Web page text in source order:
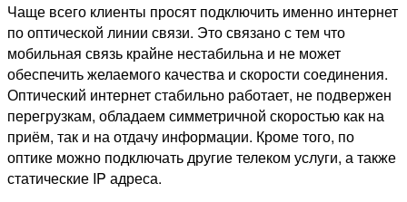
Чаще всего клиенты просят подключить именно интернет
по оптической линии связи. Это связано с тем что
мобильная связь крайне нестабильна и не может
обеспечить желаемого качества и скорости соединения.
Оптический интернет стабильно работает, не подвержен
перегрузкам, обладаем симметричной скоростью как на
приём, так и на отдачу информации. Кроме того, по
оптике можно подключать другие телеком услуги, а также
статические IP адреса.